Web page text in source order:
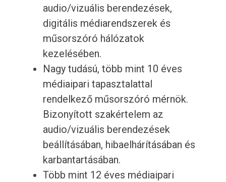
audio/vizuális berendezések,
digitális médiarendszerek és
műsorszóró hálózatok
kezelésében.
Nagy tudású, több mint 10 éves
médiaipari tapasztalattal
rendelkező műsorszóró mérnök.
Bizonyított szakértelem az
audio/vizuális berendezések
beállításában, hibaelhárításában és
karbantartásában.
Több mint 12 éves médiaipari